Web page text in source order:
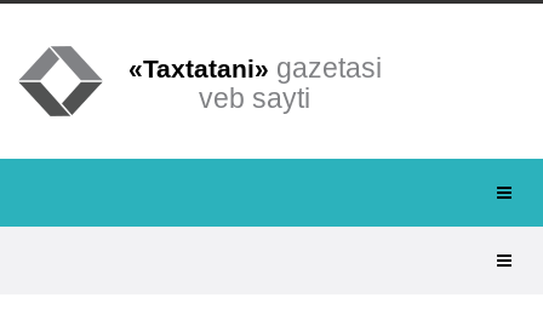
«Taxtatani» gazetasi
veb sayti